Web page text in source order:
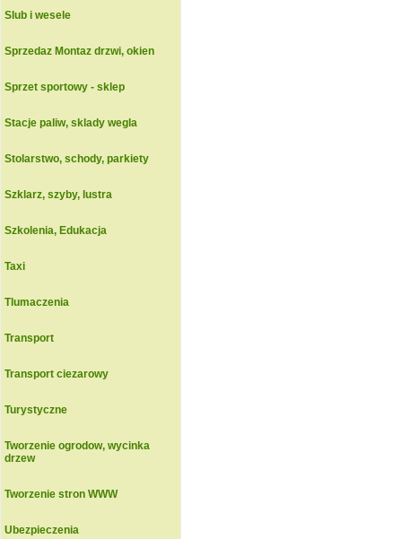
Slub i wesele
Sprzedaz Montaz drzwi, okien
Sprzet sportowy - sklep
Stacje paliw, sklady wegla
Stolarstwo, schody, parkiety
Szklarz, szyby, lustra
Szkolenia, Edukacja
Taxi
Tlumaczenia
Transport
Transport ciezarowy
Turystyczne
Tworzenie ogrodow, wycinka
drzew
Tworzenie stron WWW
Ubezpieczenia